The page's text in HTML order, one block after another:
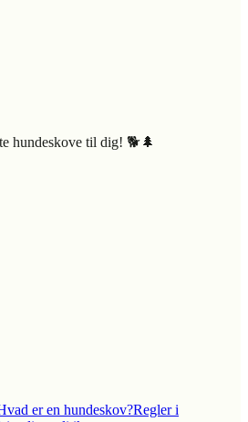
hundeskove til dig! 🐕🌲
er en hundeskov?Regler i